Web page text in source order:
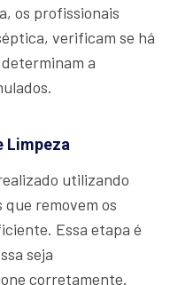
os profissionais
verificam se há
a
Limpeza
utilizando
removem os
Essa etapa é
seja
corretamente.